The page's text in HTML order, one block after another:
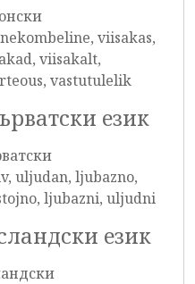
viisakas,
viisakalt,
vastutulelik
език
uljudan, ljubazno,
ljubazni, uljudni
език